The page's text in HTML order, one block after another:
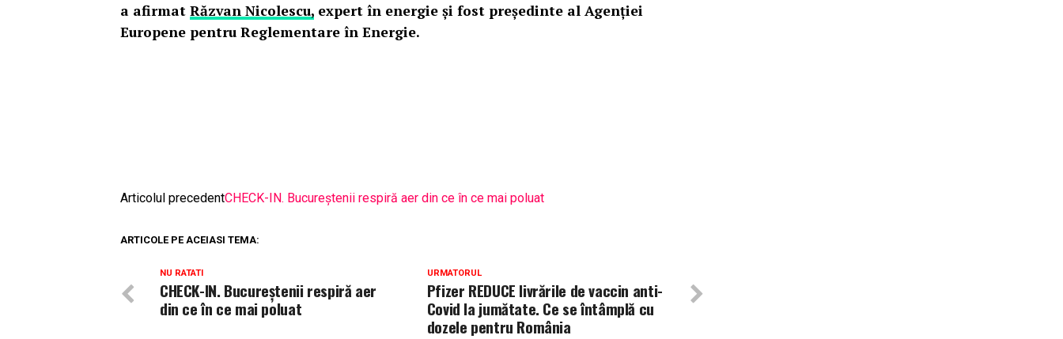
a afirmat Răzvan Nicolescu, expert în energie şi fost preşedinte al Agenţiei
Europene pentru Reglementare în Energie.
Articolul precedentCHECK-IN. Bucureștenii respiră aer din ce în ce mai poluat
ARTICOLE PE ACEIASI TEMA:
URMATORUL
Pfizer REDUCE livrările de vaccin anti-
Covid la jumătate. Ce se întâmplă cu
dozele pentru România
NU RATATI
CHECK-IN. Bucureștenii respiră aer
din ce în ce mai poluat